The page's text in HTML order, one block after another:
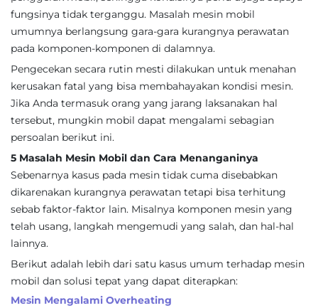
fungsinya tidak terganggu. Masalah mesin mobil
umumnya berlangsung gara-gara kurangnya perawatan
pada komponen-komponen di dalamnya.
Pengecekan secara rutin mesti dilakukan untuk menahan
kerusakan fatal yang bisa membahayakan kondisi mesin.
Jika Anda termasuk orang yang jarang laksanakan hal
tersebut, mungkin mobil dapat mengalami sebagian
persoalan berikut ini.
5 Masalah Mesin Mobil dan Cara Menanganinya
Sebenarnya kasus pada mesin tidak cuma disebabkan
dikarenakan kurangnya perawatan tetapi bisa terhitung
sebab faktor-faktor lain. Misalnya komponen mesin yang
telah usang, langkah mengemudi yang salah, dan hal-hal
lainnya.
Berikut adalah lebih dari satu kasus umum terhadap mesin
mobil dan solusi tepat yang dapat diterapkan:
Mesin Mengalami Overheating